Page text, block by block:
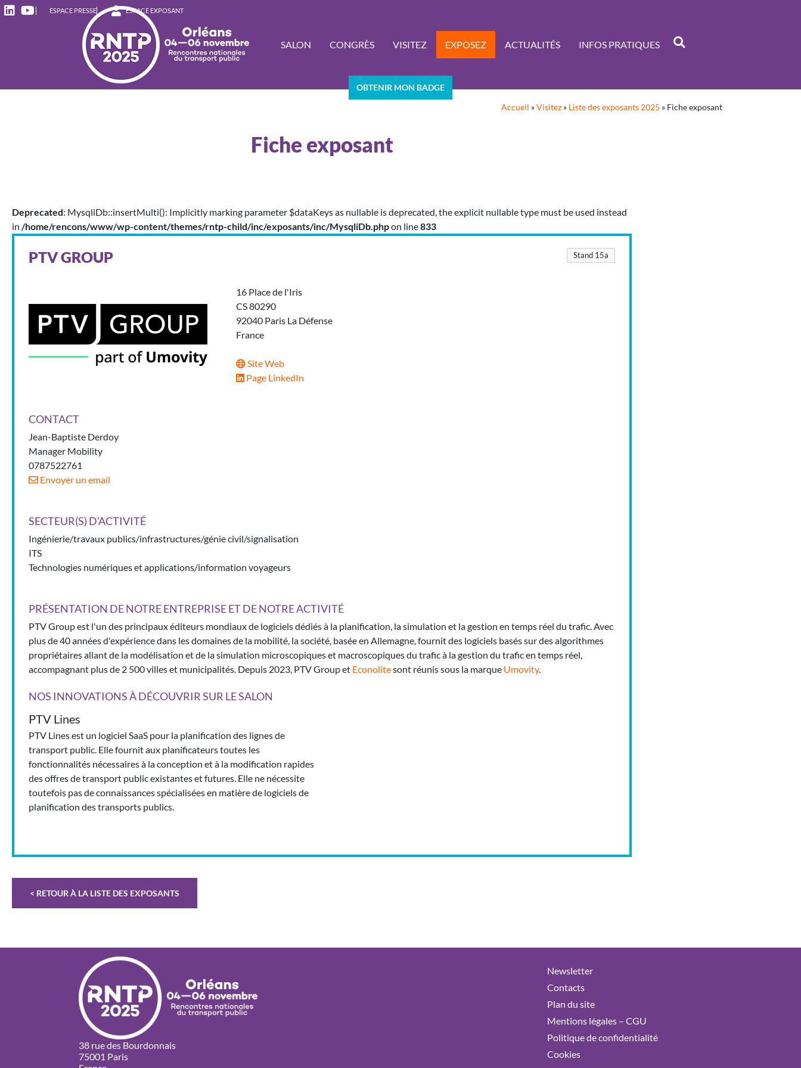
ESPACE PRESSE ESPACE EXPOSANT
SALON CONGRÈS VISITEZ EXPOSEZ ACTUALITÉS INFOS PRATIQUES
OBTENIR MON BADGE
Accueil »Visitez » Liste des exposants 2025 » Fiche exposant
Fiche exposant
Deprecated: MysqliDb::insertMulti(): Implicitly marking parameter $dataKeys as nullable is deprecated, the explicit nullable type must be used instead
in /home/rencons/www/wp-content/themes/rntp-child/inc/exposants/inc/MysqliDb.phpon line833
PTV GROUP Stand 15a
16 Place de l'Iris
CS 80290
92040 Paris La Défense
France
Site Web
Page LinkedIn
CONTACT
Jean-Baptiste Derdoy
Manager Mobility
0787522761
Envoyer un email
SECTEUR(S) D’ACTIVITÉ
Ingénierie/travaux publics/infrastructures/génie civil/signalisation
ITS
Technologies numériques et applications/information voyageurs
PRÉSENTATION DE NOTRE ENTREPRISE ET DE NOTRE ACTIVITÉ
PTV Group est l'un des principaux éditeurs mondiaux de logiciels dédiés à la planification, la simulation et la gestion en temps réel du trafic. Avec
plus de 40 années d'expérience dans les domaines de la mobilité, la société, basée en Allemagne, fournit des logiciels basés sur des algorithmes
propriétaires allant de la modélisation et de la simulation microscopiques et macroscopiques du trafic à la gestion du trafic en temps réel,
accompagnant plus de 2 500 villes et municipalités. Depuis 2023, PTV Group et Econolitesont réunis sous la marque Umovity.
NOS INNOVATIONS À DÉCOUVRIR SUR LE SALON
PTV Lines
PTV Lines est un logiciel SaaS pour la planification des lignes de
transport public. Elle fournit aux planificateurs toutes les
fonctionnalités nécessaires à la conception et à la modification rapides
des offres de transport public existantes et futures. Elle ne nécessite
toutefois pas de connaissances spécialisées en matière de logiciels de
planification des transports publics.
< RETOUR À LA LISTE DES EXPOSANTS
38 rue des Bourdonnais
75001 Paris
Newsletter
Contacts
Plan du site
Mentions légales – CGU
Politique de confidentialité
Cookies